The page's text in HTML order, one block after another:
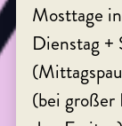
Mosttage
Dienstag
(bei